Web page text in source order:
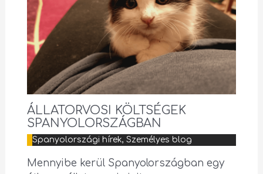
ÁLLATORVOSI KÖLTSÉGEK
SPANYOLORSZÁGBAN
Spanyolországi hírek, Személyes blog
Mennyibe kerül Spanyolországban egy